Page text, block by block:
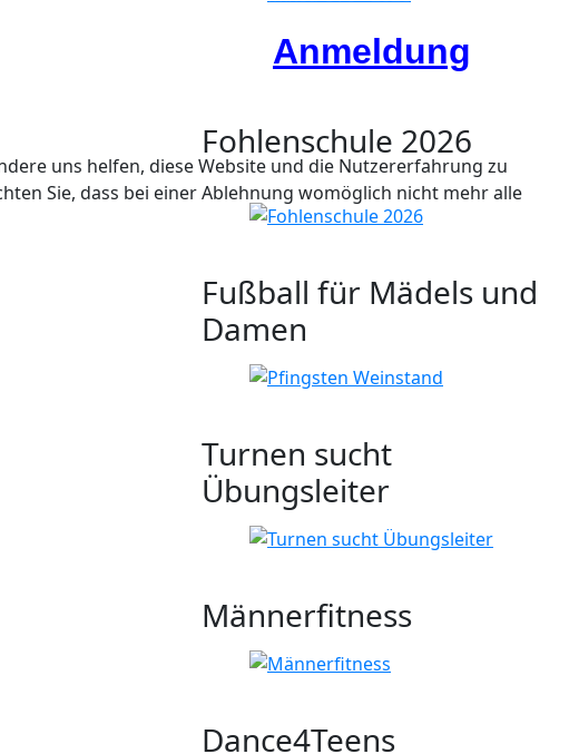
Anmeldung
Fohlenschule 2026
Fußball für Mädels und
Damen
Turnen sucht
Übungsleiter
Männerfitness
Dance4Teens
uns helfen, diese Website und die Nutzererfahrung zu
Sie, dass bei einer Ablehnung womöglich nicht mehr alle